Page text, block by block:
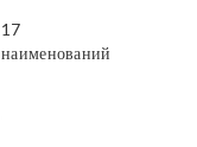
17
наименований